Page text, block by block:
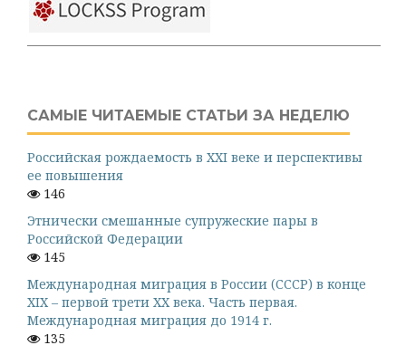
САМЫЕ ЧИТАЕМЫЕ СТАТЬИ ЗА НЕДЕЛЮ
Российская рождаемость в XXI веке и перспективы
ее повышения
146
Этнически смешанные супружеские пары в
Российской Федерации
145
Международная миграция в России (СССР) в конце
XIX – первой трети XX века. Часть первая.
Международная миграция до 1914 г.
135